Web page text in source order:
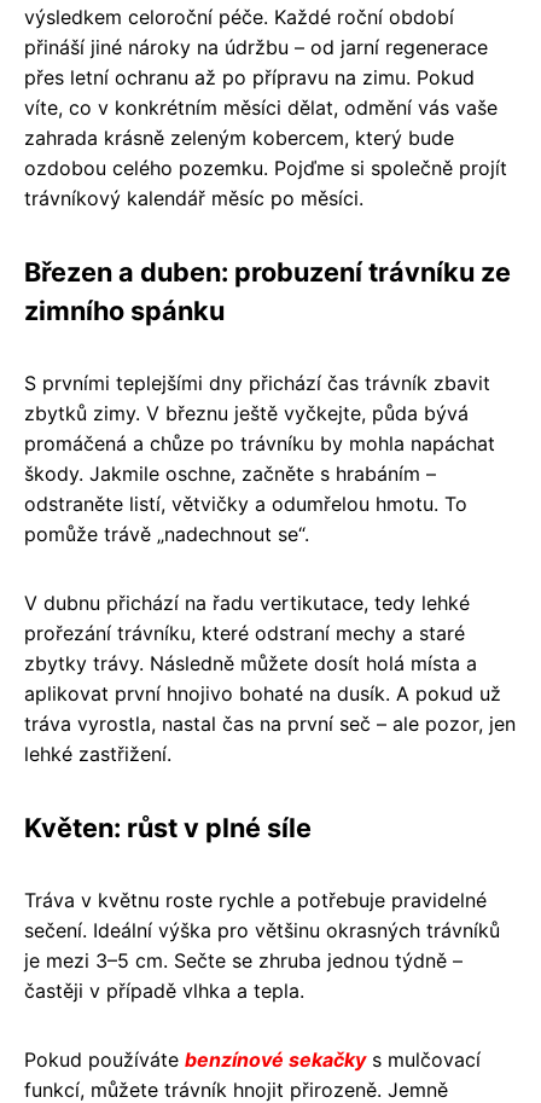
výsledkem celoroční péče. Každé roční období
přináší jiné nároky na údržbu – od jarní regenerace
přes letní ochranu až po přípravu na zimu. Pokud
víte, co v konkrétním měsíci dělat, odmění vás vaše
zahrada krásně zeleným kobercem, který bude
ozdobou celého pozemku. Pojďme si společně projít
trávníkový kalendář měsíc po měsíci.
Březen a duben: probuzení trávníku ze
zimního spánku
S prvními teplejšími dny přichází čas trávník zbavit
zbytků zimy. V březnu ještě vyčkejte, půda bývá
promáčená a chůze po trávníku by mohla napáchat
škody. Jakmile oschne, začněte s hrabáním –
odstraněte listí, větvičky a odumřelou hmotu. To
pomůže trávě „nadechnout se“.
V dubnu přichází na řadu vertikutace, tedy lehké
prořezání trávníku, které odstraní mechy a staré
zbytky trávy. Následně můžete dosít holá místa a
aplikovat první hnojivo bohaté na dusík. A pokud už
tráva vyrostla, nastal čas na první seč – ale pozor, jen
lehké zastřižení.
Květen: růst v plné síle
Tráva v květnu roste rychle a potřebuje pravidelné
sečení. Ideální výška pro většinu okrasných trávníků
je mezi 3–5 cm. Sečte se zhruba jednou týdně –
častěji v případě vlhka a tepla.
Pokud používáte benzínové sekačkys mulčovací
funkcí, můžete trávník hnojit přirozeně. Jemně